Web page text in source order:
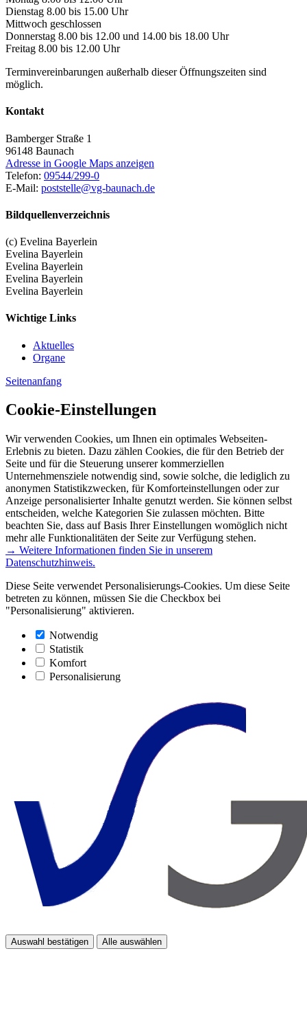
Dienstag 8.00 bis 15.00 Uhr
Mittwoch geschlossen
Donnerstag 8.00 bis 12.00 und 14.00 bis 18.00 Uhr
Freitag 8.00 bis 12.00 Uhr
Terminvereinbarungen außerhalb dieser Öffnungszeiten sind
möglich.
Kontakt
Bamberger Straße 1
96148 Baunach
Adresse in Google Maps anzeigen
Telefon: 09544/299-0
E-Mail: poststelle@vg-baunach.de
Bildquellenverzeichnis
(c) Evelina Bayerlein
Evelina Bayerlein
Evelina Bayerlein
Evelina Bayerlein
Evelina Bayerlein
Wichtige Links
Aktuelles
Organe
Seitenanfang
Cookie-Einstellungen
Wir verwenden Cookies, um Ihnen ein optimales Webseiten-
Erlebnis zu bieten. Dazu zählen Cookies, die für den Betrieb der
Seite und für die Steuerung unserer kommerziellen
Unternehmensziele notwendig sind, sowie solche, die lediglich zu
anonymen Statistikzwecken, für Komforteinstellungen oder zur
Anzeige personalisierter Inhalte genutzt werden. Sie können selbst
entscheiden, welche Kategorien Sie zulassen möchten. Bitte
beachten Sie, dass auf Basis Ihrer Einstellungen womöglich nicht
mehr alle Funktionalitäten der Seite zur Verfügung stehen.
→ Weitere Informationen finden Sie in unserem
Datenschutzhinweis.
Diese Seite verwendet Personalisierungs-Cookies. Um diese Seite
betreten zu können, müssen Sie die Checkbox bei
"Personalisierung" aktivieren.
Notwendig
Statistik
Komfort
Personalisierung
Auswahl bestätigen Alle auswählen